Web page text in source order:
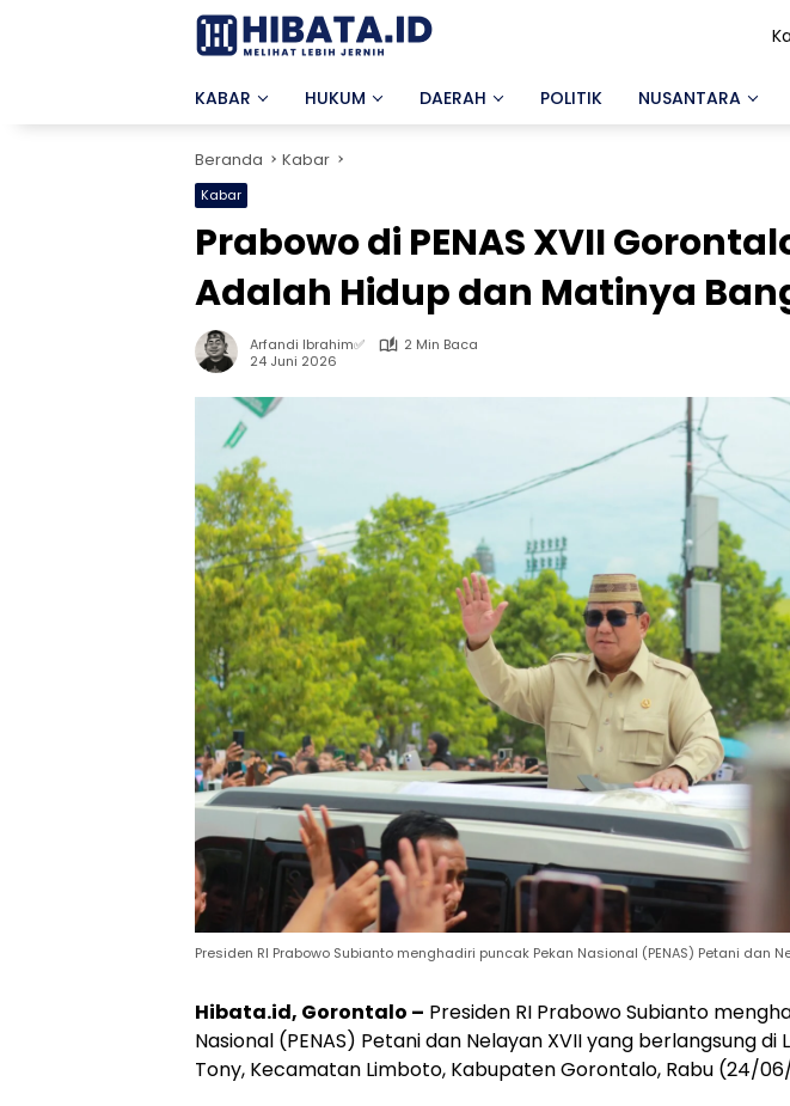
KABAR HUKUM DAERAH POLITIK NUSANTARA
Beranda Kabar
Kabar
Prabowo di PENAS XVII
Adalah Hidup dan Matinya
Arfandi Ibrahim✅
2 Min Baca
24 Juni 2026
Presiden RI Prabowo Subianto menghadiri puncak Pekan Nasional (PENAS) Petani dan
Hibata.id, Gorontalo – Presiden RI Prabowo Subianto
Nasional (PENAS) Petani dan Nelayan XVII yang berlangsung di
Tony, Kecamatan Limboto, Kabupaten Gorontalo, Rabu (24/